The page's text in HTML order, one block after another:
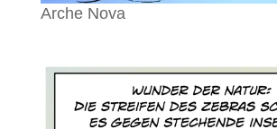
Arche Nova